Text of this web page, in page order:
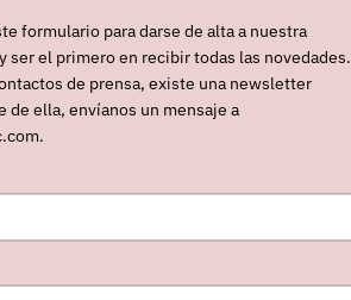
su show los cuerpos y
recibir sin solución de
están recibiendo reseñas
menos como un reinicio y
a hacer y de la facilidad
a menos que seas yo y
semanas mientras haces
formulario para darse de alta a nuestra
ser el primero en recibir todas las novedades.
de prensa, existe una newsletter
de ella, envíanos un mensaje a